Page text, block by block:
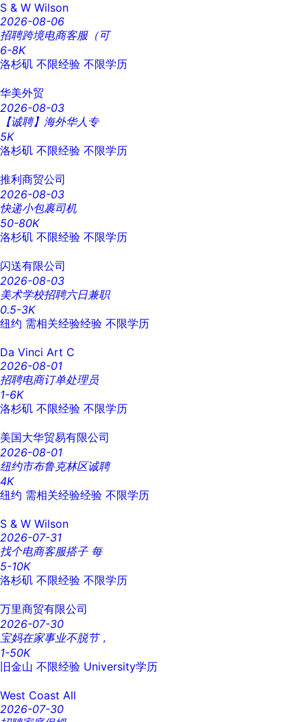
S & W Wilson
2026-08-06
招聘跨境电商客服（可
6-8K
洛杉矶 不限经验 不限学历
华美外贸
2026-08-03
【诚聘】海外华人专
5K
洛杉矶 不限经验 不限学历
推利商贸公司
2026-08-03
快递小包裹司机
50-80K
洛杉矶 不限经验 不限学历
闪送有限公司
2026-08-03
美术学校招聘六日兼职
0.5-3K
纽约 需相关经验经验 不限学历
Da Vinci Art C
2026-08-01
招聘电商订单处理员
1-6K
洛杉矶 不限经验 不限学历
美国大华贸易有限公司
2026-08-01
纽约市布鲁克林区诚聘
4K
纽约 需相关经验经验 不限学历
S & W Wilson
2026-07-31
找个电商客服搭子 每
5-10K
洛杉矶 不限经验 不限学历
万里商贸有限公司
2026-07-30
宝妈在家事业不脱节，
1-50K
旧金山 不限经验 University学历
West Coast All
2026-07-30